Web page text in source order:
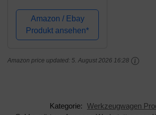
Amazon / Ebay
Produkt ansehen*
Amazon price updated: 5. August 2026 16:28
Kategorie: Werkzeugwagen